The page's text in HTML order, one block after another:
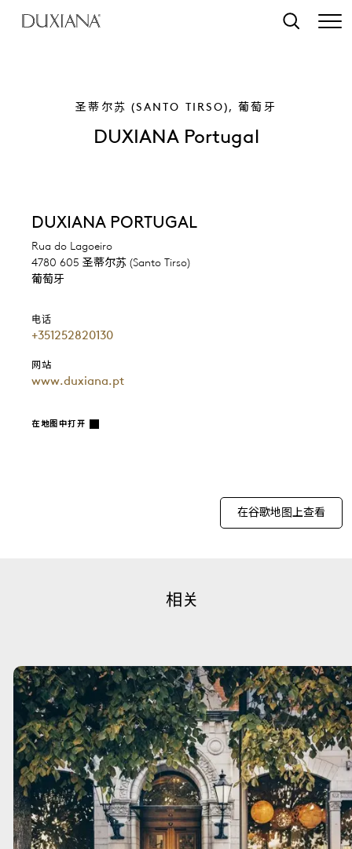
搜索
圣蒂尔苏 (SANTO TIRSO), 葡萄牙
DUXIANA Portugal
DUXIANA PORTUGAL
Rua do Lagoeiro
4780 605 圣蒂尔苏 (Santo Tirso)
葡萄牙
电话
+351252820130
网站
www.duxiana.pt
在地图中打开
在谷歌地图上查看
相关